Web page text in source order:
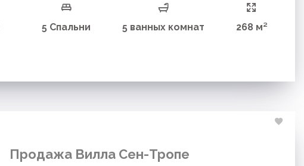
5 Спальни 5 ванных комнат 268 м²
Продажа Вилла Сен-Тропе